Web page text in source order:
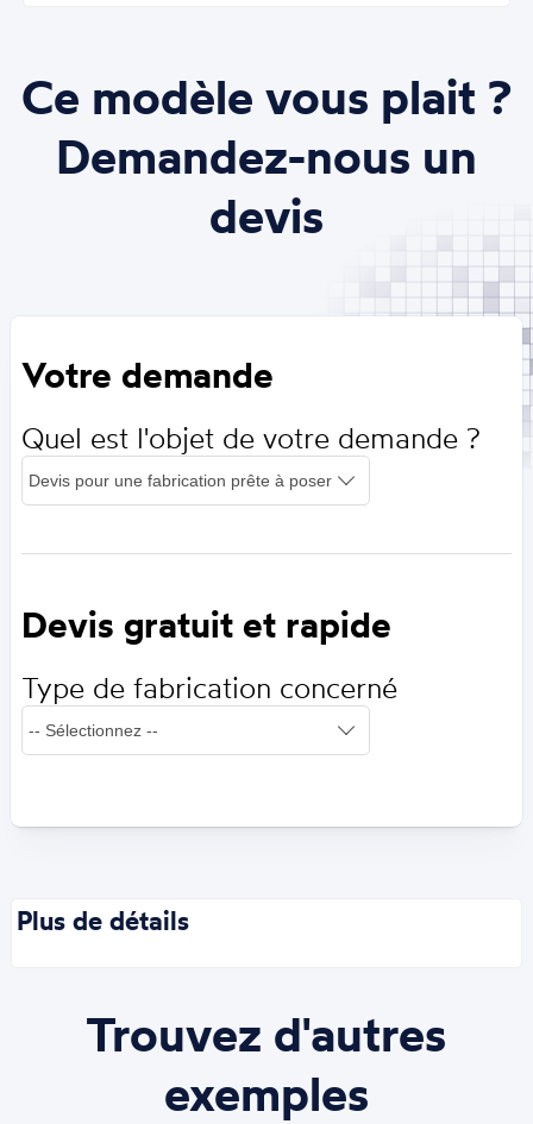
Ce modèle vous plait ?
Demandez-nous un
devis
Votre demande
Quel est l'objet de votre demande ?
Devis gratuit et rapide
Type de fabrication concerné
Plus de détails
Trouvez d'autres
exemples